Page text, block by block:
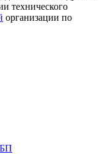
технического
организации по